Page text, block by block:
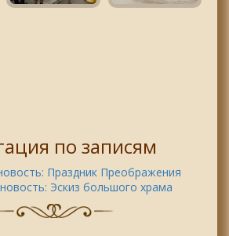
по записям
Праздник Преображения
Эскиз большого храма